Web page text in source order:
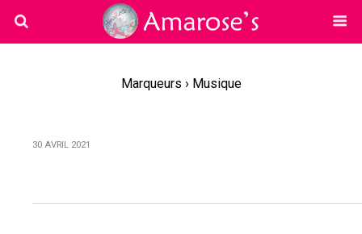
Marqueurs › Musique
30 AVRIL 2021